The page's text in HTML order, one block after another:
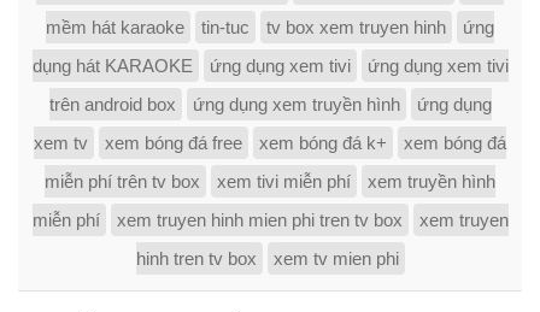
mềm hát karaoke
tin-tuc tv box xem truyen hinh
ứng
dụng hát KARAOKE
ứng dụng xem tivi
ứng dụng xem tivi
trên android box
ứng dụng xem truyền hình
ứng dụng
xem tv
xem bóng đá free xem bóng đá k+
xem bóng đá
miễn phí trên tv box
xem tivi miễn phí
xem truyền hình
miễn phí
xem truyen hinh mien phi tren tv box
xem truyen
hinh tren tv box
xem tv mien phi